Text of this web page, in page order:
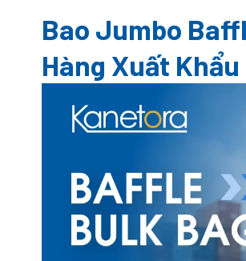
Bao Jumbo
Hàng Xuất Khẩu